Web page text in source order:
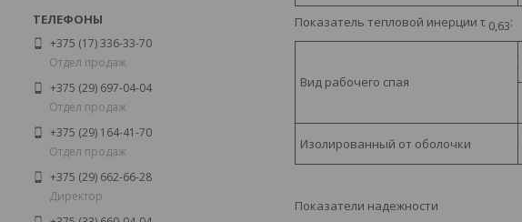
Показатель тепловой инерции τ 0,63:
Вид рабочего спая
Изолированный от оболочки
Показатели надежности
+375 (17) 336-33-70
Отдел продаж
+375 (29) 697-04-04
Отдел продаж
+375 (29) 164-41-70
Отдел продаж
+375 (29) 662-66-28
Директор